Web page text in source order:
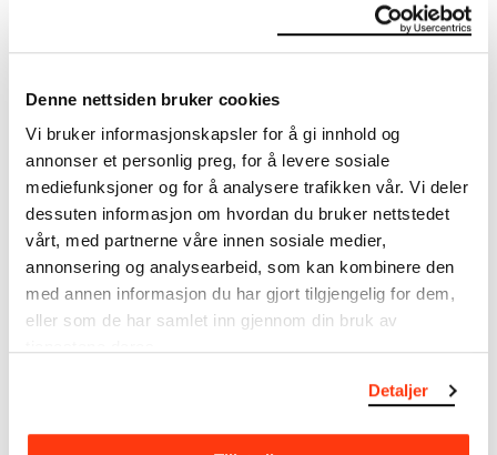
Denne nettsiden bruker cookies
Vi bruker informasjonskapsler for å gi innhold og
annonser et personlig preg, for å levere sosiale
mediefunksjoner og for å analysere trafikken vår. Vi deler
dessuten informasjon om hvordan du bruker nettstedet
vårt, med partnerne våre innen sosiale medier,
annonsering og analysearbeid, som kan kombinere den
med annen informasjon du har gjort tilgjengelig for dem,
eller som de har samlet inn gjennom din bruk av
Detaljer
Om verkskatalogen
samsvar med den nyeste forskningen. Vi tar
forbehold om at feil kan forekomme.
MUNCHs samling består av over 42 000 unike
museumsobjekter, inkludert nærmere 27 000 unike
kunstverk. I tillegg til den ekstraordinære samlingen
somEdvard Munchtestamenterte til Oslo
kommune i 1940, rommer museet også samlingene